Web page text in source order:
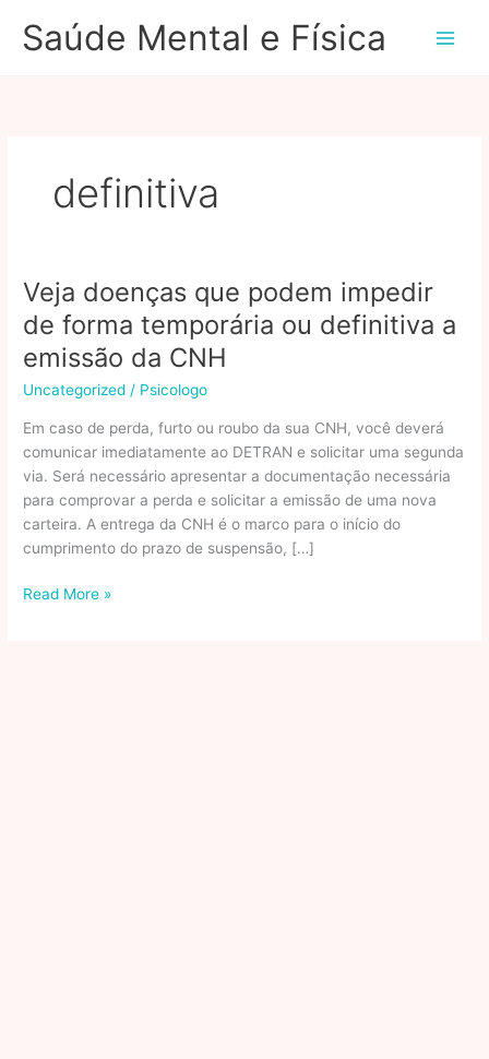
paraSaúde Mental e Física
definitiva
Veja doenças que podem impedir
de forma temporária ou definitiva a
emissão da CNH
Uncategorized / Psicologo
Em caso de perda, furto ou roubo da sua CNH, você deverá
comunicar imediatamente ao DETRAN e solicitar uma segunda
via. Será necessário apresentar a documentação necessária
para comprovar a perda e solicitar a emissão de uma nova
carteira. A entrega da CNH é o marco para o início do
cumprimento do prazo de suspensão, […]
Veja
Read More »